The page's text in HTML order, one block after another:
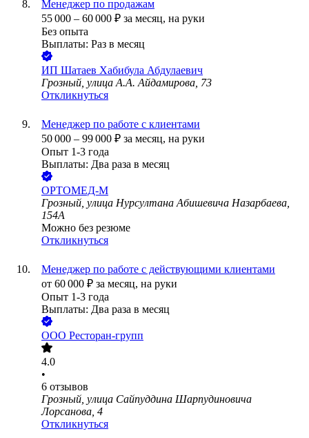
Менеджер по продажам
55 000 – 60 000 ₽ за месяц, на руки
Без опыта
Выплаты: Раз в месяц
ИП Шатаев Хабибула Абдулаевич
Грозный, улица А.А. Айдамирова, 73
Откликнуться
Менеджер по работе с клиентами
50 000 – 99 000 ₽ за месяц, на руки
Опыт 1-3 года
Выплаты: Два раза в месяц
ОРТОМЕД-М
Грозный, улица Нурсултана Абишевича Назарбаева,
154А
Можно без резюме
Откликнуться
Менеджер по работе с действующими клиентами
от 60 000 ₽ за месяц, на руки
Опыт 1-3 года
Выплаты: Два раза в месяц
ООО Ресторан-групп
4.0
•
6 отзывов
Грозный, улица Сайпуддина Шарпудиновича
Лорсанова, 4
Откликнуться